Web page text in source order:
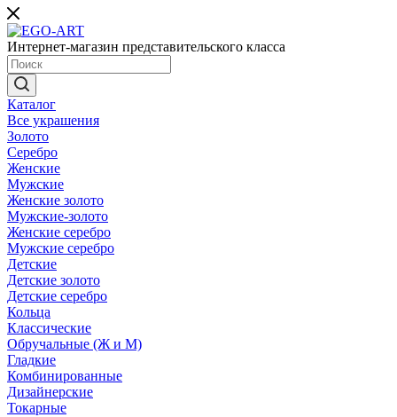
Интернет-магазин представительского класса
Каталог
Все украшения
Золото
Серебро
Женские
Мужские
Женские золото
Мужские-золото
Женские серебро
Мужские серебро
Детские
Детские золото
Детские серебро
Кольца
Классические
Обручальные (Ж и М)
Гладкие
Комбинированные
Дизайнерские
Токарные